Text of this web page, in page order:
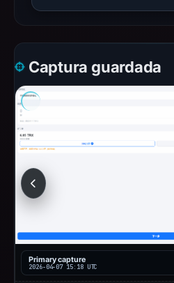
Captura guardada
Primary capture
2026-04-07 15:18 UTC